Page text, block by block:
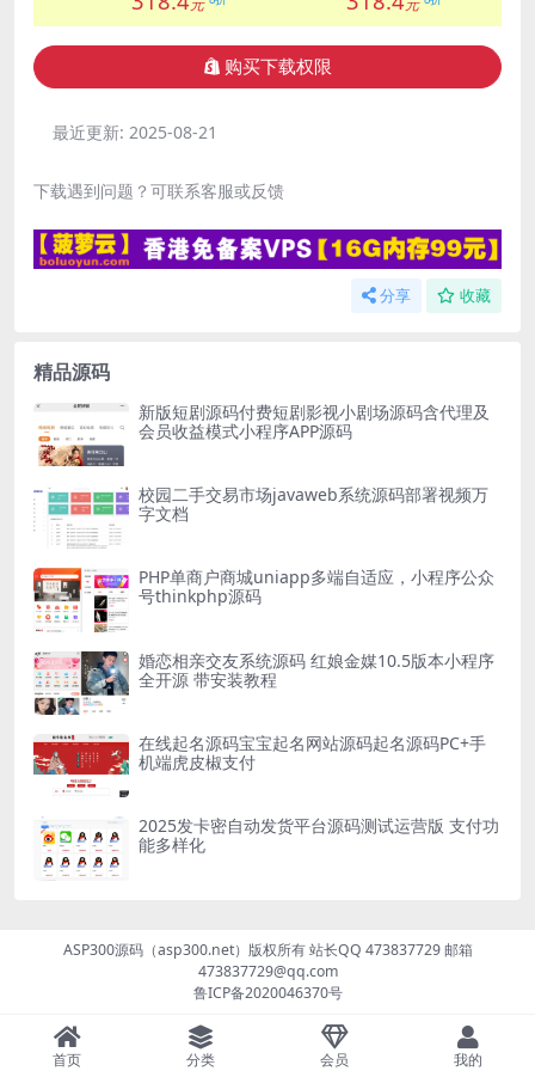
购买下载权限
最近更新: 2025-08-21
下载遇到问题？可联系客服或反馈
分享 收藏
精品源码
新版短剧源码付费短剧影视小剧场源码含代理及
会员收益模式小程序APP源码
校园二手交易市场javaweb系统源码部署视频万
字文档
PHP单商户商城uniapp多端自适应，小程序公众
号thinkphp源码
婚恋相亲交友系统源码 红娘金媒10.5版本小程序
全开源 带安装教程
在线起名源码宝宝起名网站源码起名源码PC+手
机端虎皮椒支付
2025发卡密自动发货平台源码测试运营版 支付功
能多样化
ASP300源码（asp300.net）版权所有 站长QQ 473837729 邮箱
473837729@qq.com
鲁ICP备2020046370号
首页 分类 会员 我的